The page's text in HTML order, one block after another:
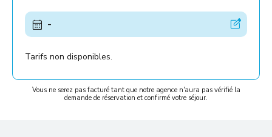
-
Tarifs non disponibles.
Vous ne serez pas facturé tant que notre agence n'aura pas vérifié la
demande de réservation et confirmé votre séjour.